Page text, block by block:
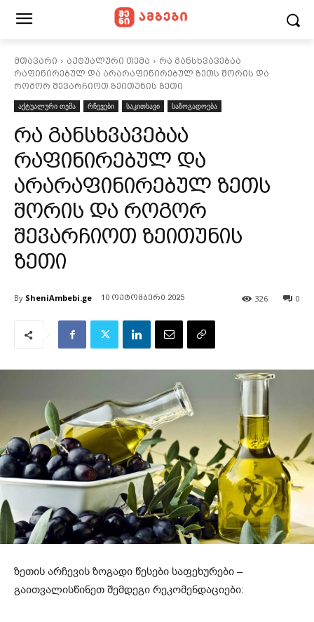
მთავარი აქტუალური თემა
რა განსხვავებაა
რაფინირებულ და არარაფინირებულ ზეთს შორის და
როგორ შევარჩიოთ ზეითუნის ზეთი
აქტუალური თემა
რჩევები საკითხავი საზოგადოება
რა განსხვავებაა
რაფინირებულ და
არარაფინირებულ ზეთს
შორის და როგორ
შევარჩიოთ ზეითუნის
ზეთი
By SheniAmbebi.ge 10 ოქტომბერი 2025 0
326
ზეთის არჩევის ზოგადი წესები საფეხურები –
გაითვალისწინეთ შემდეგი რეკომენდაციები: